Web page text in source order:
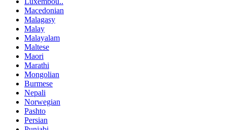
Macedonian
Malagasy
Malay
Malayalam
Maltese
Maori
Marathi
Mongolian
Burmese
Nepali
Norwegian
Pashto
Persian